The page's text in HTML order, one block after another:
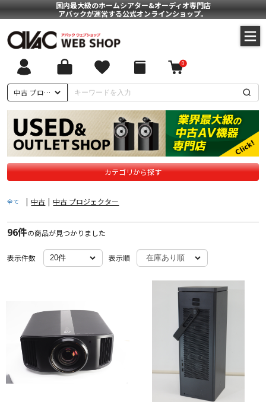
国内最大級のホームシアター&オーディオ専門店
アバックが運営する公式オンラインショップ。
中古 プロジェクター
0
カテゴリから探す
全て | 中古 | 中古 プロジェクター
96件の商品が見つかりました
表示件数 表示順
いて
基づく表記
リシー